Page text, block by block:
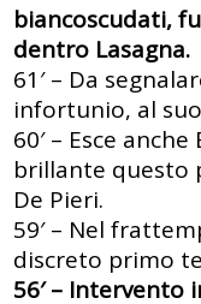
biancoscudati,
dentro Lasagna.
61′ – Da
infortunio, al
60′ – Esce
brillante questo
De Pieri.
59′ – Nel
discreto primo
56′ –